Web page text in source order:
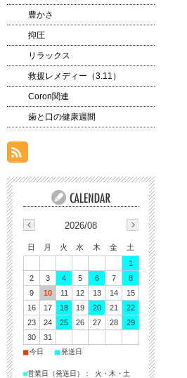
豊かさ
抑圧
リラックス
救援レメディー（3.11）
Coron関連
歯と口の健康週間
2026/08
日 月 火 水 木 金
土
1
2
3 4 5 6 7
8
9
10 11 12 13 14
15
16
17 18 19 20 21
22
23
24 25 26 27 28
29
30
31
■今日 ■発送日
■営業日（発送日）： 火・木・土